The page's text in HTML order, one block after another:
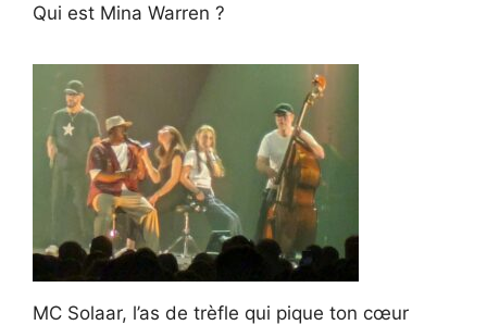
Qui est Mina Warren ?
MC Solaar, l’as de trèfle qui pique ton cœur